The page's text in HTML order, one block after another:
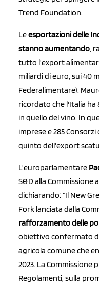
Trend Foundation.
Leesportazioni delle
stanno aumentando,
tutto l'export
miliardi di euro, sui 40
Federalimentare).
ricordato che l'Italia ha
in quello del vino. In
imprese e 285
quinto dell'export
L'europarlamentare
S&D alla Commissione
dichiarando: “Il New
Fork lanciata dalla
rafforzamento delle
obiettivo confermato
agricola comune che
2023. La
Regolamenti, sulla